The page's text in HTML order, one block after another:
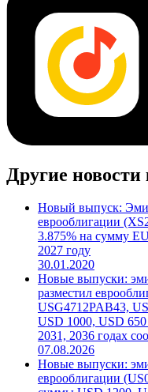
Другие
Новый выпуск:
еврооблигации
3.875% на сумму
2027 году
30.01.2020
Новые выпуски:
разместил
USG4712PAB43,
USD 1000, USD
2031, 2036 годах
07.08.2026
Новые выпуски:
еврооблигации